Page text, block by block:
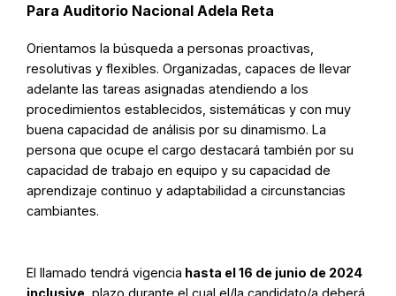
Para Auditorio Nacional Adela Reta
Orientamos la búsqueda a personas proactivas,
resolutivas y flexibles. Organizadas, capaces de llevar
adelante las tareas asignadas atendiendo a los
procedimientos establecidos, sistemáticas y con muy
buena capacidad de análisis por su dinamismo. La
persona que ocupe el cargo destacará también por su
capacidad de trabajo en equipo y su capacidad de
aprendizaje continuo y adaptabilidad a circunstancias
cambiantes.
El llamado tendrá vigencia hasta el 16 de junio de 2024
inclusive , plazo durante el cual el/la candidato/a deberá